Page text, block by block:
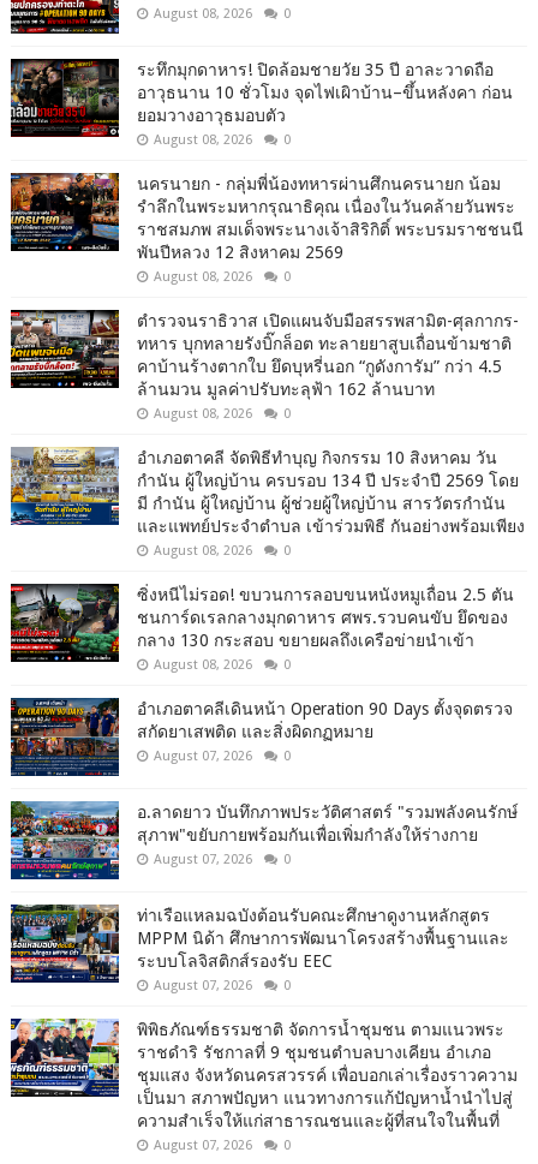
August 08, 2026 0
ระทึกมุกดาหาร! ปิดล้อมชายวัย 35 ปี อาละวาดถือ
อาวุธนาน 10 ชั่วโมง จุดไฟเผิาบ้าน–ขึ้นหลังคา ก่อน
ยอมวางอาวุธมอบตัว
August 08, 2026 0
นครนายก - กลุ่มพี่น้องทหารผ่านศึกนครนายก น้อม
รำลึกในพระมหากรุณาธิคุณ เนื่องในวันคล้ายวันพระ
ราชสมภพ สมเด็จพระนางเจ้าสิริกิติ์ พระบรมราชชนนี
พันปีหลวง 12 สิงหาคม 2569
August 08, 2026 0
ตำรวจนราธิวาส เปิดแผนจับมือสรรพสามิต-ศุลกากร-
ทหาร บุกทลายรังบิ๊กล็อต ทะลายยาสูบเถื่อนข้ามชาติ
คาบ้านร้างตากใบ ยึดบุหรี่นอก “กูดังการัม” กว่า 4.5
ล้านมวน มูลค่าปรับทะลุฟ้า 162 ล้านบาท
August 08, 2026 0
อำเภอตาคลี จัดพิธีทำบุญ กิจกรรม 10 สิงหาคม วัน
กำนัน ผู้ใหญ่บ้าน ครบรอบ 134 ปี ประจำปี 2569 โดย
มี กำนัน ผู้ใหญ่บ้าน ผู้ช่วยผู้ใหญ่บ้าน สารวัตรกำนัน
และแพทย์ประจำตำบล เข้าร่วมพิธี กันอย่างพร้อมเพียง
August 08, 2026 0
ซิ่งหนีไม่รอด! ขบวนการลอบขนหนังหมูเถื่อน 2.5 ตัน
ชนการ์ดเรลกลางมุกดาหาร ศพร.รวบคนขับ ยึดของ
กลาง 130 กระสอบ ขยายผลถึงเครือข่ายนำเข้า
August 08, 2026 0
อำเภอตาคลีเดินหน้า Operation 90 Days ตั้งจุดตรวจ
สกัดยาเสพติด และสิ่งผิดกฏหมาย
August 07, 2026 0
อ.ลาดยาว บันทึกภาพประวัติศาสตร์ "รวมพลังคนรักษ์
สุภาพ"ขยับกายพร้อมกันเพื่อเพิ่มกำลังให้ร่างกาย
August 07, 2026 0
ท่าเรือแหลมฉบังต้อนรับคณะศึกษาดูงานหลักสูตร
MPPM นิด้า ศึกษาการพัฒนาโครงสร้างพื้นฐานและ
ระบบโลจิสติกส์รองรับ EEC
August 07, 2026 0
พิพิธภัณฑ์ธรรมชาติ จัดการน้ำชุมชน ตามแนวพระ
ราชดำริ รัชกาลที่ 9 ชุมชนตำบลบางเคียน อำเภอ
ชุมแสง จังหวัดนครสวรรค์ เพื่อบอกเล่าเรื่องราวความ
เป็นมา สภาพปัญหา แนวทางการแก้ปัญหาน้ำนำไปสู่
ความสำเร็จให้แก่สาธารณชนและผู้ที่สนใจในพื้นที่
August 07, 2026 0